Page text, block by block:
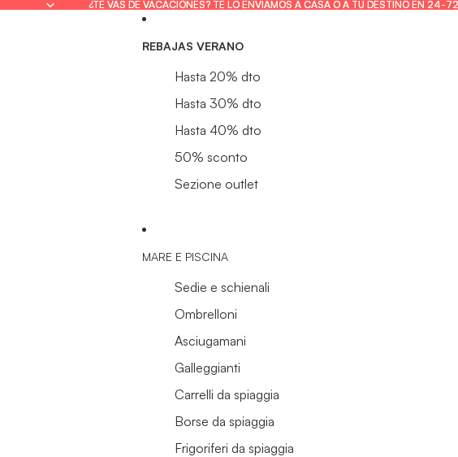
¿TE VAS DE VACACIONES? TE LO ENVIAMOS A CASA O A TU DESTINO EN 24-
¿TE VAS DE VACACIONES? TE LO ENVIAMOS A CASA O A TU DESTINO EN 24-
REBAJAS VERANO
Hasta 20% dto
Hasta 30% dto
Hasta 40% dto
50% sconto
Sezione outlet
MARE E PISCINA
Sedie e schienali
Ombrelloni
Asciugamani
Galleggianti
Carrelli da spiaggia
Borse da spiaggia
Frigoriferi da spiaggia